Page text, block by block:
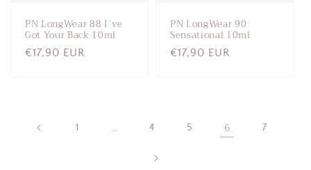
PN LongWear 88 I´ve
Got Your Back 10ml
Normaalihinta
€17,90 EUR
PN LongWear 90
Sensational 10ml
Normaalihinta
€17,90 EUR
1 … 4 5 6 7